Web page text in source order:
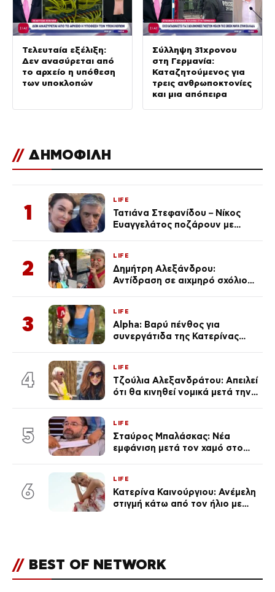
Τελευταία εξέλιξη:
Δεν ανασύρεται από
το αρχείο η υπόθεση
των υποκλοπών
Σύλληψη 31χρονου
στη Γερμανία:
Καταζητούμενος για
τρεις ανθρωποκτονίες
και μια απόπειρα
// ΔΗΜΟΦΙΛΗ
1
LIFE
Τατιάνα Στεφανίδου – Νίκος
Ευαγγελάτος ποζάρουν με
2
LIFE
Δημήτρη Αλεξάνδρου:
Αντίδραση σε αιχμηρό σχόλιο
3
LIFE
Alpha: Βαρύ πένθος για
συνεργάτιδα της Κατερίνας
του Θεού»
4
LIFE
Τζούλια Αλεξανδράτου: Απειλεί
ότι θα κινηθεί νομικά μετά την
5
LIFE
Σταύρος Μπαλάσκας: Νέα
εμφάνιση μετά τον χαμό στο
6
LIFE
Κατερίνα Καινούργιου: Ανέμελη
στιγμή κάτω από τον ήλιο με
// BEST OF NETWORK